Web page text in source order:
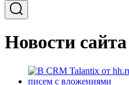
Новости сайта